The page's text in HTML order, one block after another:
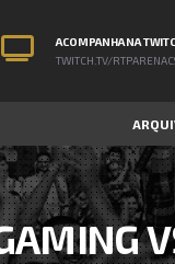
ACOMPANHA NA
TWITCH.TV/